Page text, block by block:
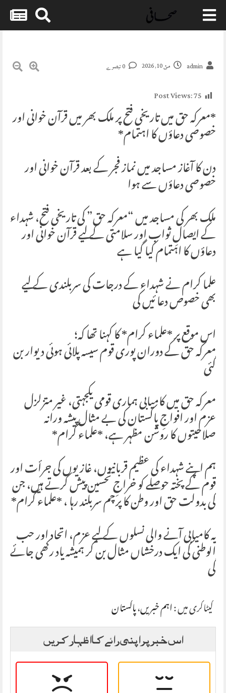
Skip
admin مئ 10, 2026
Post Views:75
*معرکہ حق میں تاریخی فتح پر ملک بھر میں قرآن خوانی اور
خصوصی دعاؤں کا اہتمام*
دن کا آغاز مساجد میں نماز فجر کے بعد قرآن خوانی اور
خصوصی دعاؤں سے ہوا
ملک بھر کی مساجد میں “معرکہ حق” کی تاریخی فتح، شہداء
کے ایصالِ ثواب اور سلامتی کے لیے قرآن خوانی اور
دعاؤں کا اہتمام کیا گیا ہے
علما کرام نے شہداء کے درجات کی سربلندی کے لیے
بھی خصوص دعا ئیں کی
اس موقع پر *علماء کرام* کا کہنا تھا کہ؛
معرکہ حق کے دوران پوری قوم سیسہ پلائی ہوئی دیوار بن
گئی
معرکہ حق میں کامیابی ہماری قومی یکجہتی، غیر متزلزل
عزم اور افواجِ پاکستان کی بے مثال پیشہ ورانہ
صلاحیتوں کا روشن مظہر ہے، *علماء کرام*
ہم اپنے شہداء کی عظیم قربانیوں، غازیوں کی جرأت اور
قوم کے پختہ حوصلے کو خراجِ تحسین پیش کرتے ہیں، جن
کی بدولت حق اور وطن کا پرچم سربلند رہا ، *علماء کرام*
یہ کامیابی آنے والی نسلوں کے لیے عزم، اتحاد اور حب
الوطنی کی ایک درخشاں مثال بن کر ہمیشہ یاد رکھی جائے
گی
کیٹاگری میں :اہم خبریں،پاکستان
اس خبر پر اپنی رائے کا اظہار کریں